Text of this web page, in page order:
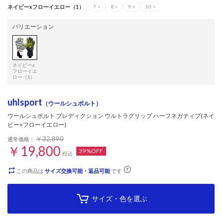
ネイビーxフローイエロー（1） 7 × 8 × 9 × 10 ×
バリエーション
ネイビーx
フローイエ
ロー（1）
uhlsport （ウールシュポルト）
ウールシュポルト プレディクション ウルトラグリップ ハーフネガティブ(ネイ
ビー×フローイエロー)
通常価格： ￥32,890
￥19,800 税込 39%OFF
この商品は サイズ交換可能・返品可能です
サイズ・色を選ぶ